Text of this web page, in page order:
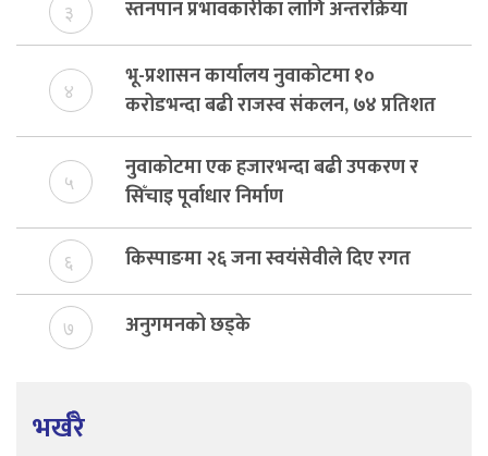
३ स्तनपान प्रभावकारीका लागि अन्तरक्रिया
४
भू-प्रशासन कार्यालय नुवाकोटमा १०
करोडभन्दा बढी राजस्व संकलन, ७४ प्रतिशत
बेरुजु फर्छयौट
५
नुवाकोटमा एक हजारभन्दा बढी उपकरण र
सिँचाइ पूर्वाधार निर्माण
६ किस्पाङमा २६ जना स्वयंसेवीले दिए रगत
७ अनुगमनको छड्के
भर्खरै